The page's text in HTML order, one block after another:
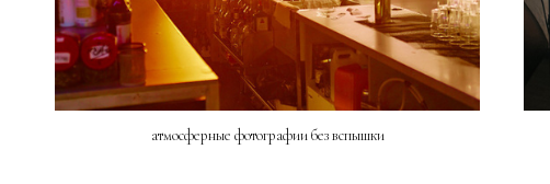
атмосферные фотографии без вспышки